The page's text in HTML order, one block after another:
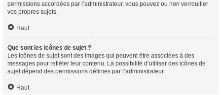
permissions accordées par l’administrateur, vous pouvez ou non verrouiller
vos propres sujets.
Haut
Que sont les icônes de sujet ?
Les icônes de sujet sont des images qui peuvent être associées à des
messages pour refléter leur contenu. La possibilité d’utiliser des icônes de
sujet dépend des permissions définies par l’administrateur.
Haut